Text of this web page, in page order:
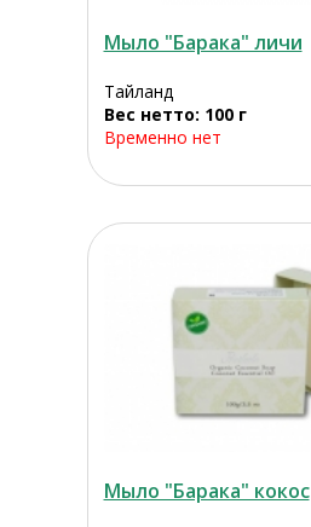
Мыло "Барака" личи
Тайланд
Вес нетто: 100 г
Временно нет
Мыло "Барака" кокос